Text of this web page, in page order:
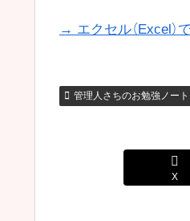
→ エクセル（Excel
管理人さちのお勉強ノート
X